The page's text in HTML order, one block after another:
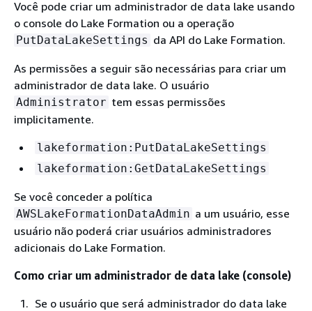
Você pode criar um administrador de data lake usando
o console do Lake Formation ou a operação
PutDataLakeSettings da API do Lake Formation.
As permissões a seguir são necessárias para criar um
administrador de data lake. O usuário
Administrator tem essas permissões
implicitamente.
lakeformation:PutDataLakeSettings
lakeformation:GetDataLakeSettings
Se você conceder a política
AWSLakeFormationDataAdmin a um usuário, esse
usuário não poderá criar usuários administradores
adicionais do Lake Formation.
Como criar um administrador de data lake (console)
Se o usuário que será administrador do data lake